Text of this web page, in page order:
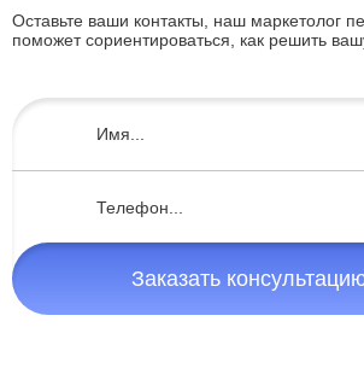
Оставьте ваши контакты, наш маркетолог
поможет сориентироваться, как решить
Заказать